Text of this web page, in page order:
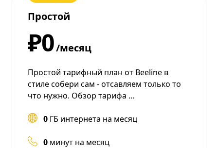
Простой
₽0/месяц
Простой тарифный план от Beeline в
стиле собери сам - отсавляем только то
что нужно. Обзор тарифа …
0 ГБ интернета на месяц
0 минут на месяц